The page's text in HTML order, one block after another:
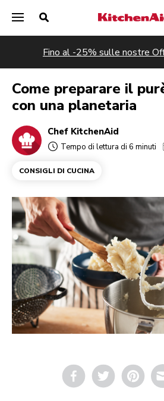
Fino al -25% sulle nostre
Come preparare il
con una planetaria
Chef KitchenAid
Tempo di lettura di 6 minuti
CONSIGLI DI CUCINA